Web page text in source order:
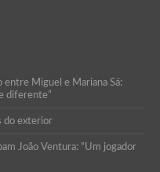
entre Miguel e Mariana Sá:
diferente”
do exterior
João Ventura: “Um jogador